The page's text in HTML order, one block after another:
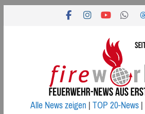
Alle News zeigen|TOP 20-News|